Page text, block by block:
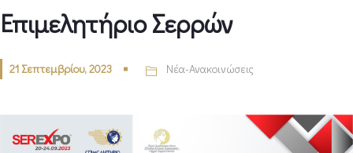
Επιμελητήριο Σερρών
21 Σεπτεμβρίου, 2023 Νέα-Ανακοινώσεις